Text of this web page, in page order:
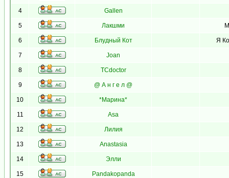
4 Gallen
5 Лакшми
6 Блудный Кот Я
7 Joan
8 TCdoctor
9 @ А н г е л @
10 *Марина*
11 Asa
12 Лилия
13 Anastasia
14 Элли
15 Pandakopanda